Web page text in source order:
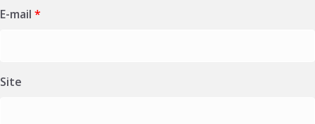
E-mail *
Site